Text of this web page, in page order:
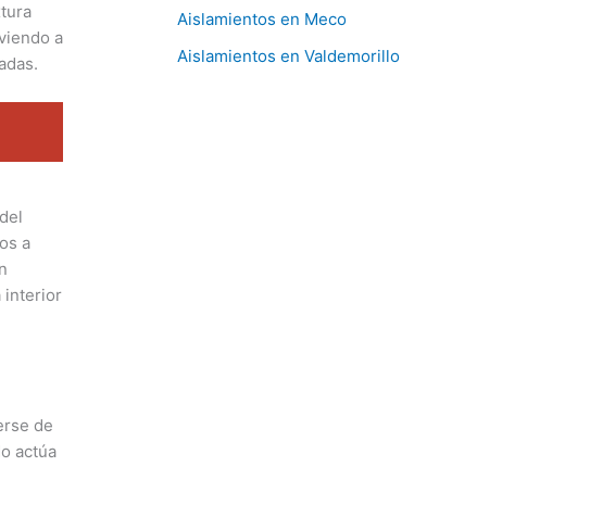
a
a
interior
de
actúa
Aislamientos en Meco
Aislamientos en Valdemorillo